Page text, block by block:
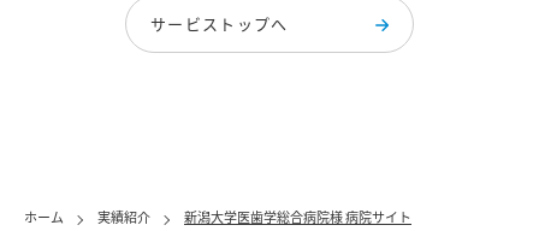
サービストップへ
ホーム 実績紹介 新潟大学医歯学総合病院様 病院サイト